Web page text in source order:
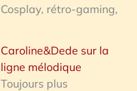
Cosplay, rétro-gaming,
Caroline&Dede sur la
ligne mélodique
Toujours plus